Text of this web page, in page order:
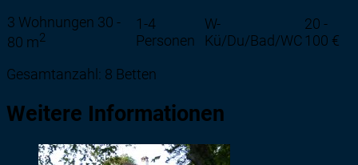
3 Wohnungen 30 -
80 m2
1-4
Personen
W-
Kü/Du/Bad/WC
20 -
100 €
Gesamtanzahl: 8 Betten
Weitere Informationen